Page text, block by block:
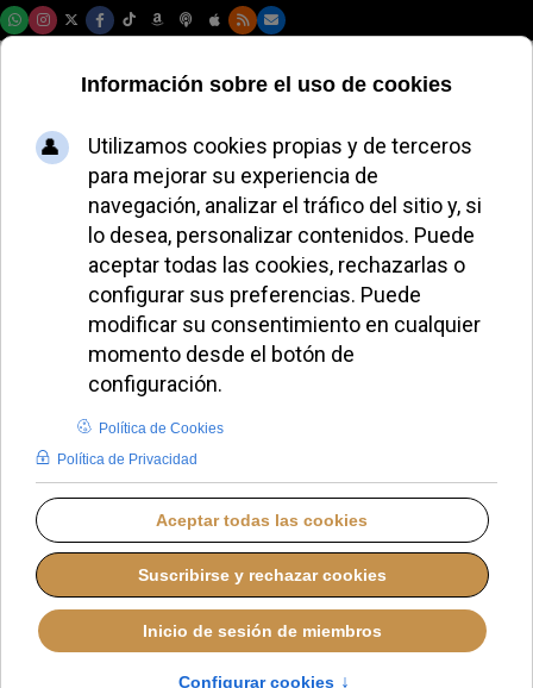
José Cobo
Introduzca parte del título
Filtrar Limpiar
Cantidad a
El cardenal Cobo bendice a fray Alfredo Maroto
como abad del Valle
Madrid suprime la Asociación Pública de Fieles tras
investigación canónica
El cardenal Cobo preside misa de San Ignacio en
Madrid
El Papa agradece al cardenal Cobo y a los fieles de
Madrid su hospitalidad
La Iglesia de Cobo habla de horizontes y apenas de